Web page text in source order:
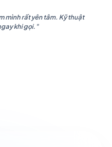
mình rất yên tâm. Kỹ thuật
khi gọi."